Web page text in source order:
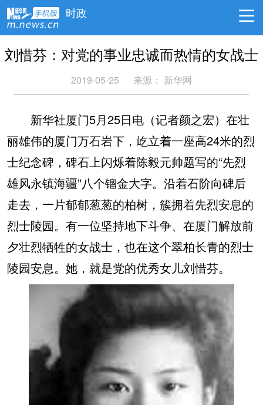
时政
刘惜芬：对党的事业忠诚而热情的女战士
2019-05-25 来源： 新华网
新华社厦门5月25日电（记者颜之宏）在壮
丽雄伟的厦门万石岩下，屹立着一座高24米的烈
士纪念碑，碑石上闪烁着陈毅元帅题写的“先烈
雄风永镇海疆”八个镏金大字。沿着石阶向碑后
走去，一片郁郁葱葱的柏树，簇拥着先烈安息的
烈士陵园。有一位坚持地下斗争、在厦门解放前
夕壮烈牺牲的女战士，也在这个翠柏长青的烈士
陵园安息。她，就是党的优秀女儿刘惜芬。